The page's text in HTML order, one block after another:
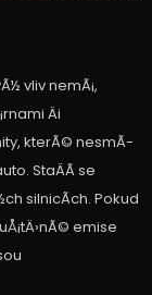
vliv nemÃ¡,
Äi
kterÃ© nesmÃ­
StaÄÃ­ se
silnicÃ­ch. Pokud
emise